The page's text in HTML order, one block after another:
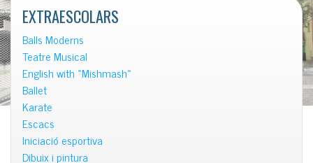
EXTRAESCOLARS
Balls Moderns
Teatre Musical
English with «Mishmash»
Ballet
Karate
Escacs
Iniciació esportiva
Dibuix i pintura